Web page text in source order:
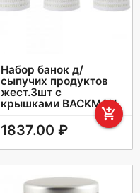
Набор банок д/
сыпучих продуктов
жест.3шт с
крышками BACKMAN
add_shopping_cart
1837.00 ₽